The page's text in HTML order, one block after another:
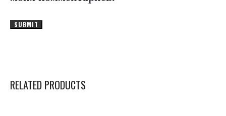
RELATED PRODUCTS